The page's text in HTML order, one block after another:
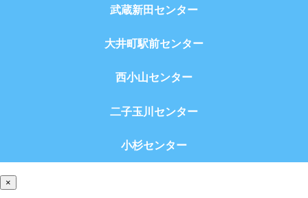
武蔵新田センター
大井町駅前センター
西小山センター
二子玉川センター
小杉センター
×